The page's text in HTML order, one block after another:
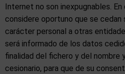
Internet no son inexpugnables. En
considere oportuno que se cedan
carácter personal a otras
será informado de los datos
finalidad del fichero y del nombre
cesionario, para que de su